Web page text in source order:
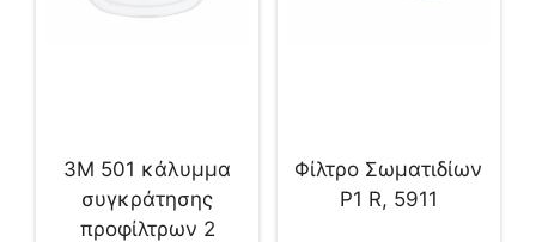
3M 501 κάλυμμα
συγκράτησης
προφίλτρων 2
Φίλτρο Σωματιδίων
P1 R, 5911